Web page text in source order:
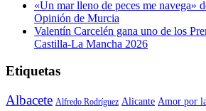
«Un mar lleno de peces me navega»
Opinión de Murcia
Valentín Carcelén gana uno de los
Castilla-La Mancha 2026
Etiquetas
Albacete Alfredo Rodríguez Alicante Amor por